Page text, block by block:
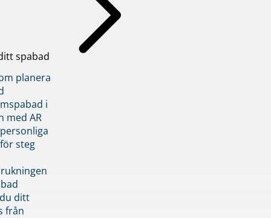
spabad
planera
i
med AR
steg
ditt
från